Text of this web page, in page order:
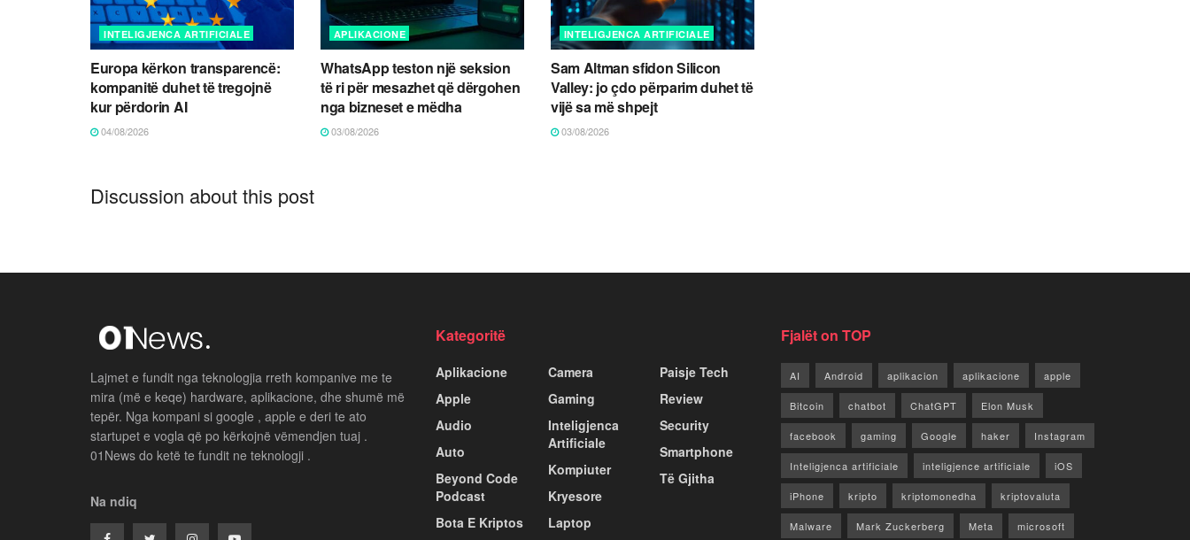
INTELIGJENCA ARTIFICIALE
Europa kërkon transparencë:
kompanitë duhet të tregojnë
kur përdorin AI
04/08/2026
APLIKACIONE
WhatsApp teston një seksion
të ri për mesazhet që dërgohen
nga bizneset e mëdha
03/08/2026
INTELIGJENCA ARTIFICIALE
Sam Altman sfidon Silicon
Valley: jo çdo përparim duhet të
vijë sa më shpejt
03/08/2026
Discussion about this post
Lajmet e fundit nga teknologjia rreth kompanive me te
mira (më e keqe) hardware, aplikacione, dhe shumë më
tepër. Nga kompani si google , apple e deri te ato
startupet e vogla që po kërkojnë vëmendjen tuaj .
01News do ketë te fundit ne teknologji .
Na ndiq
Kategoritë
Aplikacione
Apple
Audio
Auto
Beyond Code
Podcast
Bota E Kriptos
Camera
Gaming
Inteligjenca
Artificiale
Kompiuter
Kryesore
Laptop
Paisje Tech
Review
Security
Smartphone
Të Gjitha
Fjalët on TOP
AI Android aplikacion aplikacione apple
Bitcoin chatbot ChatGPT Elon Musk
facebook gaming Google haker Instagram
Inteligjenca artificiale inteligjence artificiale iOS
iPhone kripto kriptomonedha kriptovaluta
Malware Mark Zuckerberg Meta microsoft